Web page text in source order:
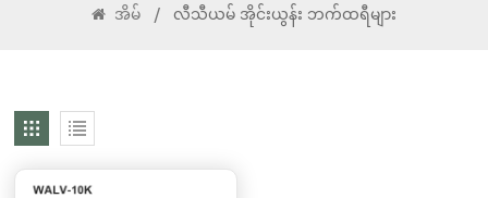
အိမ် / လီသီယမ် အိုင်းယွန်း ဘက်ထရီများ